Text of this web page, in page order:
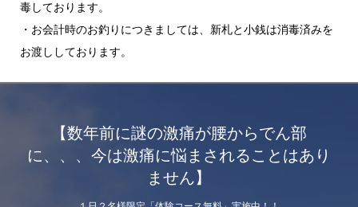
毒しております。
・お会計時のお釣りにつきましては、新札と小銭は消毒済みを
お渡ししております。
【数年前に謎の激痛が腰からでん部
に、、、今は激痛に悩まされることはあり
ません】